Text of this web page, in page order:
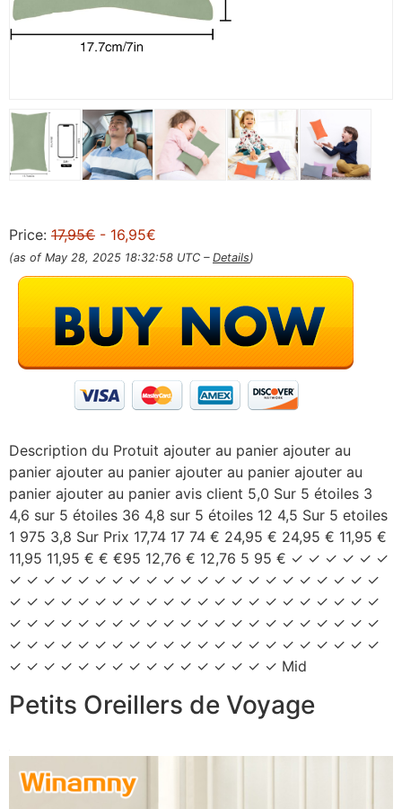
Price: 17,95€ - 16,95€
(as of May 28, 2025 18:32:58 UTC – Details)
Description du Protuit ajouter au panier ajouter au
panier ajouter au panier ajouter au panier ajouter au
panier ajouter au panier avis client 5,0 Sur 5 étoiles 3
4,6 sur 5 étoiles 36 4,8 sur 5 étoiles 12 4,5 Sur 5 etoiles
1 975 3,8 Sur Prix ​​17,74 17 74 € 24,95 € 24,95 € 11,95 €
11,95 11,95 € € €95 12,76 € 12,76 5 95 € ✓ ✓ ✓ ✓ ✓ ✓
✓ ✓ ✓ ✓ ✓ ✓ ✓ ✓ ✓ ✓ ✓ ✓ ✓ ✓ ✓ ✓ ✓ ✓ ✓ ✓ ✓ ✓
✓ ✓ ✓ ✓ ✓ ✓ ✓ ✓ ✓ ✓ ✓ ✓ ✓ ✓ ✓ ✓ ✓ ✓ ✓ ✓ ✓ ✓
✓ ✓ ✓ ✓ ✓ ✓ ✓ ✓ ✓ ✓ ✓ ✓ ✓ ✓ ✓ ✓ ✓ ✓ ✓ ✓ ✓ ✓
✓ ✓ ✓ ✓ ✓ ✓ ✓ ✓ ✓ ✓ ✓ ✓ ✓ ✓ ✓ ✓ ✓ ✓ ✓ ✓ ✓ ✓
✓ ✓ ✓ ✓ ✓ ✓ ✓ ✓ ✓ ✓ ✓ ✓ ✓ ✓ ✓ ✓ Mid
Petits Oreillers de Voyage